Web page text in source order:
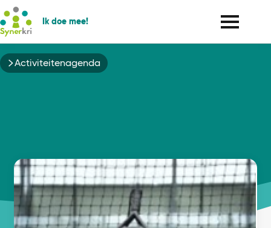
Ik doe mee!
Kruimelpad
Activiteitenagenda